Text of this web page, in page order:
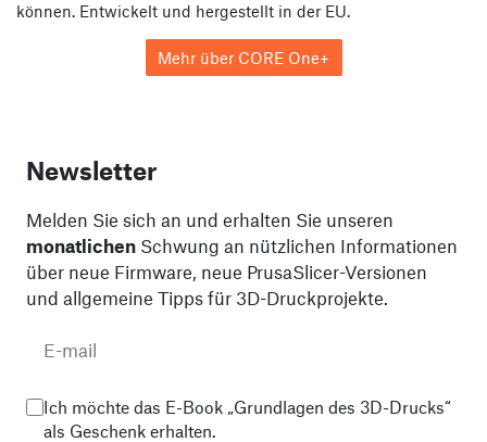
können. Entwickelt und hergestellt in der EU.
Mehr über CORE One+
Newsletter
Melden Sie sich an und erhalten Sie unseren
monatlichen Schwung an nützlichen Informationen
über neue Firmware, neue PrusaSlicer-Versionen
und allgemeine Tipps für 3D-Druckprojekte.
Ich möchte das E-Book „Grundlagen des 3D-Drucks“
als Geschenk erhalten.